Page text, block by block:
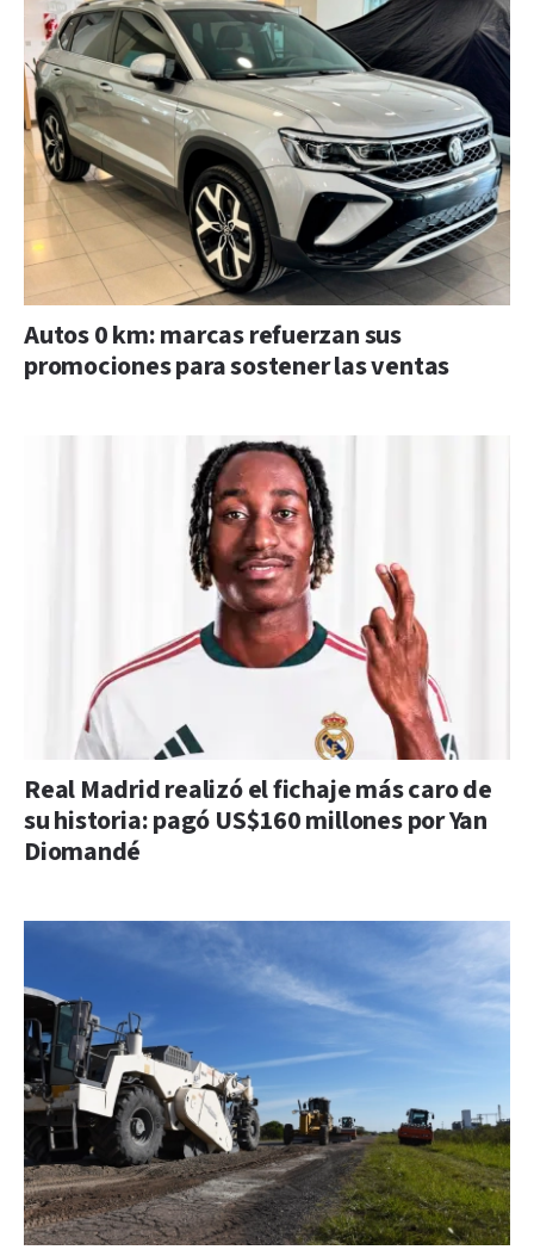
Autos 0 km: marcas refuerzan sus
promociones para sostener las ventas
Real Madrid realizó el fichaje más caro de
su historia: pagó US$160 millones por Yan
Diomandé